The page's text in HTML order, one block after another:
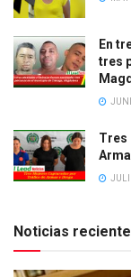
En
tres
Tres
Noticias